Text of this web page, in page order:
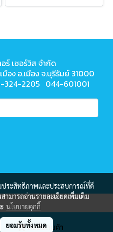
สั่งซื้อสินค้า
ร์ เซอร์วิส จำกัด
มือง อ.เมือง จ.บุรีรัมย์ 31000
324-2205 044-601001
705
ประสิทธิภาพและประสบการณ์ที่ดี
ามารถอ่านรายละเอียดเพิ่มเติม
นโยบายคุกกี้
ยอมรับทั้งหมด